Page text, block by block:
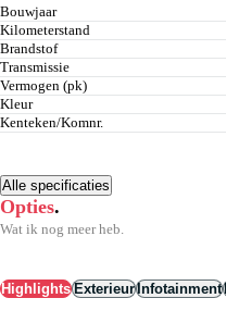
Bouwjaar
Kilometerstand
Brandstof
Transmissie
Vermogen (pk)
Kleur
Kenteken/Komnr.
Alle specificaties
Opties.
Wat ik nog meer heb.
HighlightsExterieurInfotainment